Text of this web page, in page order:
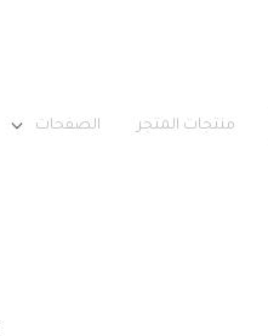
منتجات المتجر الصفحات